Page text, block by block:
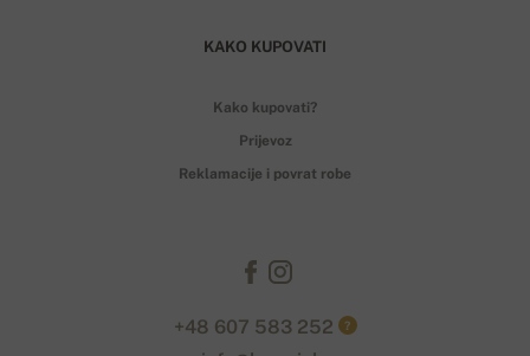
KAKO KUPOVATI
Kako kupovati?
Prijevoz
Reklamacije i povrat robe
+48 607 583 252 ?